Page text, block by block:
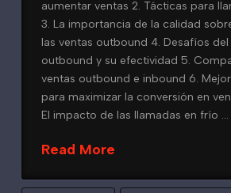
aumentar ventas 2. Tácticas para
3. La importancia de la calidad
las ventas outbound 4. Desafíos
outbound y su efectividad 5.
ventas outbound e inbound 6.
para maximizar la conversión en
El impacto de las llamadas en frío …
Read More